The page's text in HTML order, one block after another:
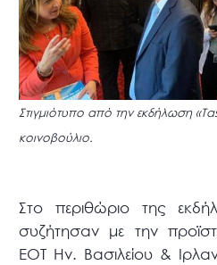
Στιγμιότυπο από την εκδήλωση
κοινοβούλιο.
Στο περιθώριο της
συζήτησαν με την
ΕΟΤ Ην. Βασιλείου &